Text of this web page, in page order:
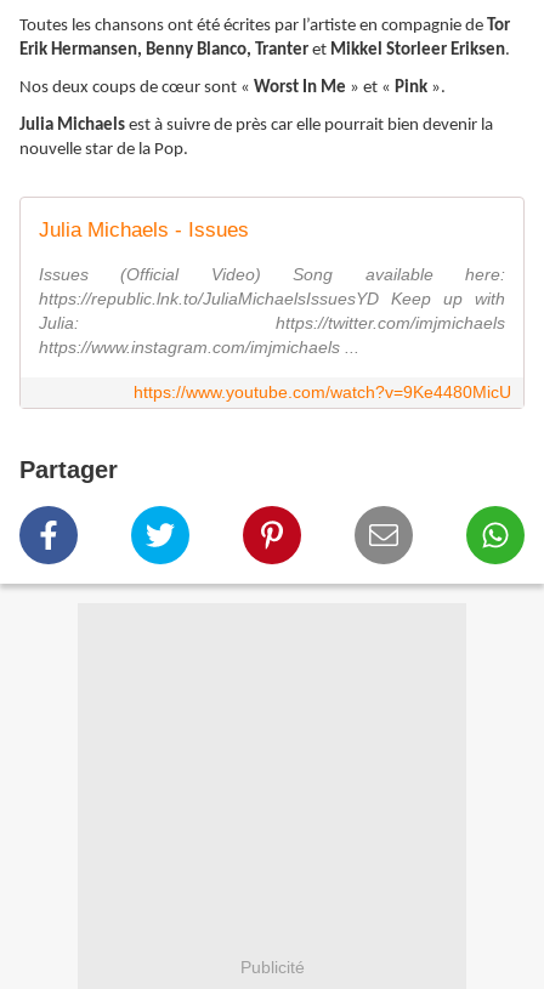
Toutes les chansons ont été écrites par l’artiste en compagnie de Tor
Erik Hermansen, Benny Blanco, Tranter et Mikkel Storleer Eriksen.
Nos deux coups de cœur sont « Worst In Me » et « Pink ».
Julia Michaels est à suivre de près car elle pourrait bien devenir la
nouvelle star de la Pop.
Julia Michaels - Issues
Issues (Official Video) Song available here:
https://republic.lnk.to/JuliaMichaelsIssuesYD Keep up with
Julia: https://twitter.com/imjmichaels
https://www.instagram.com/imjmichaels ...
https://www.youtube.com/watch?v=9Ke4480MicU
Partager
Publicité